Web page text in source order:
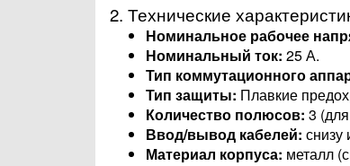
2. Технические
Номинальное рабочее
Номинальный ток: 25 А.
Тип коммутационного
Тип защиты: Плавкие
Количество полюсов: 3 (для
Ввод/вывод кабелей: снизу
Материал корпуса: металл